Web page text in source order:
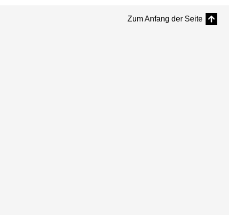
Zum Anfang der Seite